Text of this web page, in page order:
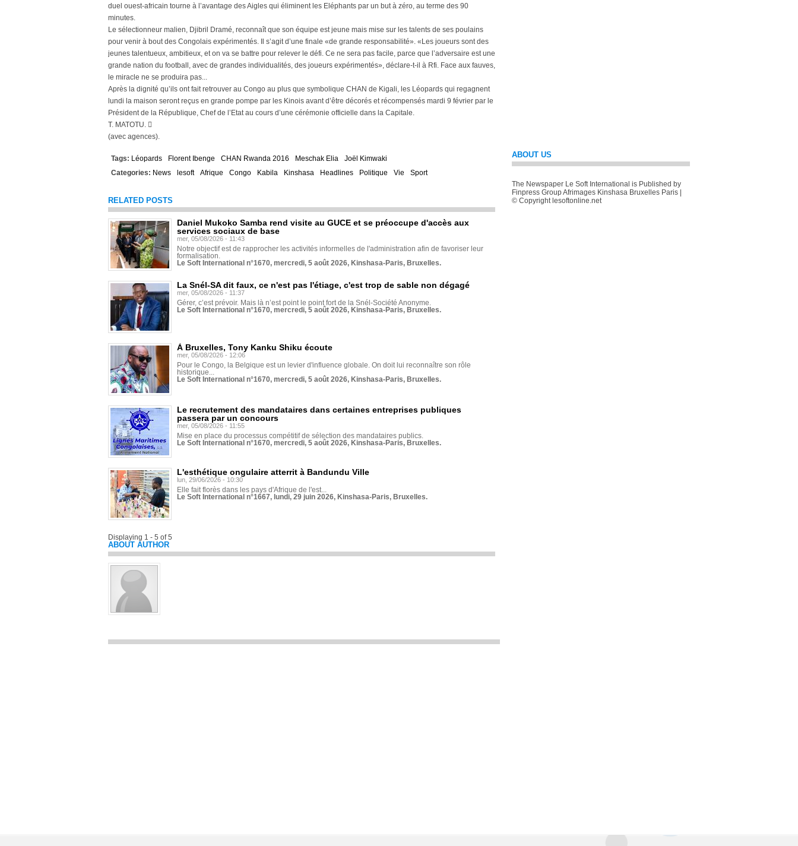
duel ouest-africain tourne à l’avantage des Aigles qui éliminent les Eléphants par un but à zéro, au terme des 90
minutes.
Le sélectionneur malien, Djibril Dramé, reconnaît que son équipe est jeune mais mise sur les talents de ses poulains
pour venir à bout des Congolais expérimentés. Il s’agit d’une finale «de grande responsabilité». «Les joueurs sont des
jeunes talentueux, ambitieux, et on va se battre pour relever le défi. Ce ne sera pas facile, parce que l’adversaire est une
grande nation du football, avec de grandes individualités, des joueurs expérimentés», déclare-t-il à Rfi. Face aux fauves,
le miracle ne se produira pas...
Après la dignité qu’ils ont fait retrouver au Congo au plus que symbolique CHAN de Kigali, les Léopards qui regagnent
lundi la maison seront reçus en grande pompe par les Kinois avant d’être décorés et récompensés mardi 9 février par le
Président de la République, Chef de l’Etat au cours d’une cérémonie officielle dans la Capitale.
T. MATOTU. 
(avec agences).
Tags: Léopards Florent Ibenge CHAN Rwanda 2016 Meschak Elia
Joël Kimwaki
Categories: News lesoft Afrique Congo Kabila Kinshasa Headlines Politique Vie Sport
RELATED POSTS
Daniel Mukoko Samba rend visite au GUCE et se préoccupe d'accès aux
services sociaux de base
mer, 05/08/2026 - 11:43
Notre objectif est de rapprocher les activités informelles de l'administration afin de favoriser leur
formalisation.
Le Soft International n°1670, mercredi, 5 août 2026, Kinshasa-Paris, Bruxelles.
La Snél-SA dit faux, ce n'est pas l'étiage, c'est trop de sable non dégagé
mer, 05/08/2026 - 11:37
Gérer, c’est prévoir. Mais là n’est point le point fort de la Snél-Société Anonyme.
Le Soft International n°1670, mercredi, 5 août 2026, Kinshasa-Paris, Bruxelles.
À Bruxelles, Tony Kanku Shiku écoute
mer, 05/08/2026 - 12:06
Pour le Congo, la Belgique est un levier d'influence globale. On doit lui reconnaître son rôle
historique...
Le Soft International n°1670, mercredi, 5 août 2026, Kinshasa-Paris, Bruxelles.
Le recrutement des mandataires dans certaines entreprises publiques
passera par un concours
mer, 05/08/2026 - 11:55
Mise en place du processus compétitif de sélection des mandataires publics.
Le Soft International n°1670, mercredi, 5 août 2026, Kinshasa-Paris, Bruxelles.
L'esthétique ongulaire atterrit à Bandundu Ville
lun, 29/06/2026 - 10:30
Elle fait florès dans les pays d'Afrique de l'est...
Le Soft International n°1667, lundi, 29 juin 2026, Kinshasa-Paris, Bruxelles.
Displaying 1 - 5 of 5
ABOUT AUTHOR
ABOUT US
The Newspaper Le Soft International is Published by
Finpress Group Afrimages Kinshasa Bruxelles Paris |
© Copyright lesoftonline.net